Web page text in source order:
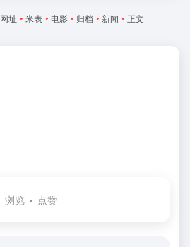
网址 • 米表 • 电影 • 归档 • 新闻 • 正文
浏览 点赞